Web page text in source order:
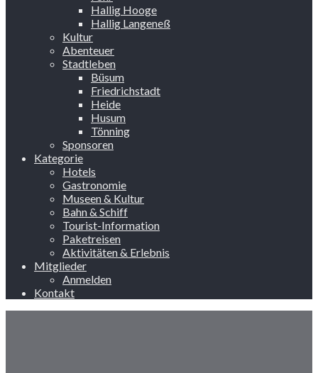
Hallig Hooge
Hallig Langeneß
Kultur
Abenteuer
Stadtleben
Büsum
Friedrichstadt
Heide
Husum
Tönning
Sponsoren
Kategorie
Hotels
Gastronomie
Museen & Kultur
Bahn & Schiff
Tourist-Information
Paketreisen
Aktivitäten & Erlebnis
Mitglieder
Anmelden
Kontakt